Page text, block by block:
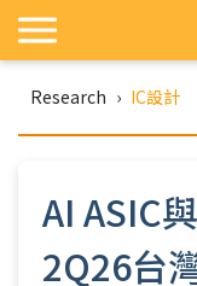
Research › IC設計
AI ASIC
2Q26台